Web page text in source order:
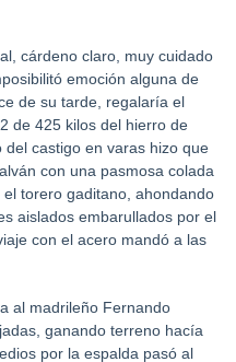
cárdeno claro, muy cuidado
emoción alguna de
de su tarde, regalaría el
de 425 kilos del hierro de
castigo en varas hizo que
con una pasmosa colada
torero gaditano, ahondando
aislados embarullados por el
con el acero mandó a las
al madrileño Fernando
ganando terreno hacía
por la espalda pasó al